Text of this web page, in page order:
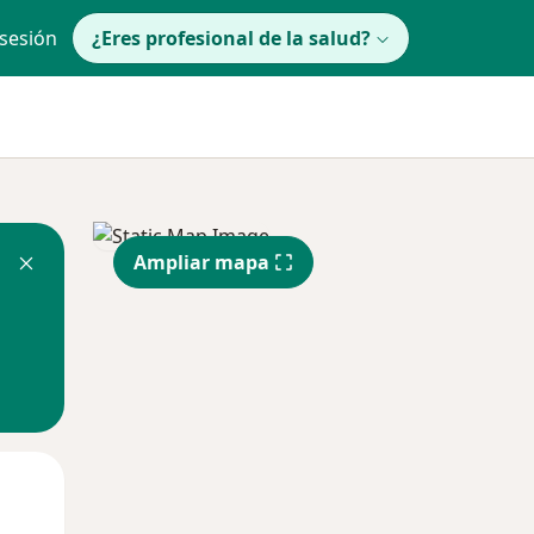
¿Eres profesional de la salud?
Ampliar mapa